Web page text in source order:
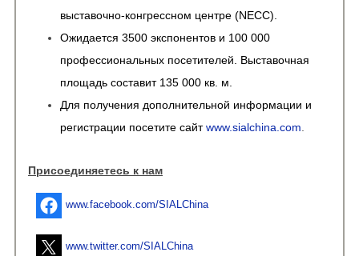
выставочно-конгрессном центре (NECC).
Ожидается 3500 экспонентов и 100 000
профессиональных посетителей. Выставочная
площадь составит 135 000 кв. м.
Для получения дополнительной информации и
регистрации посетите сайтwww.sialchina.com
Присоединяетесь к нам
www.facebook.com/SIALChina
www.twitter.com/SIALChina